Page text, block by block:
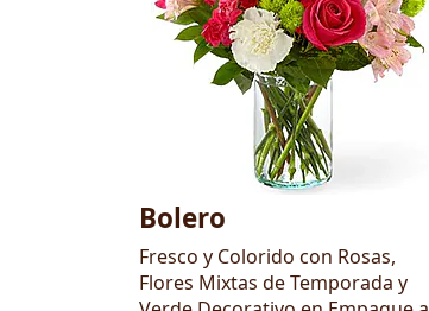
Bolero
Fresco y Colorido con Rosas,
Flores Mixtas de Temporada y